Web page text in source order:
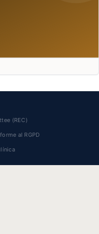
(REC)
al RGPD